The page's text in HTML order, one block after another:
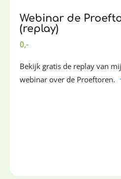
Webinar de
(replay)
0,-
Bekijk gratis de replay van
webinar over de Proeftoren.